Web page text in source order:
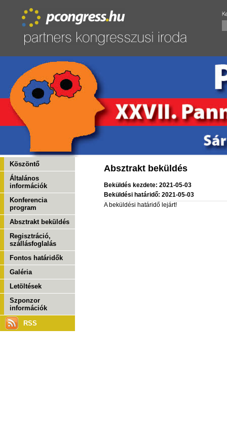
Köszöntő
Általános
információk
Konferencia
program
Absztrakt beküldés
Regisztráció,
szállásfoglalás
Fontos határidők
Galéria
Letöltések
Szponzor
információk
RSS
Absztrakt beküldés
Beküldés kezdete: 2021-05-03
Beküldési határidő: 2021-05-03
A beküldési határidő lejárt!